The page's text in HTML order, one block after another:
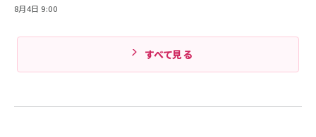
8月4日 9:00
すべて見る